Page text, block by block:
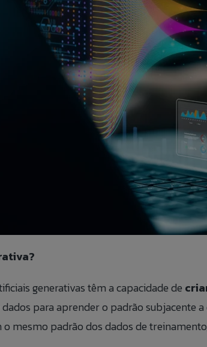
generativas têm a capacidade de
para aprender o padrão subjacente
o mesmo padrão dos dados de